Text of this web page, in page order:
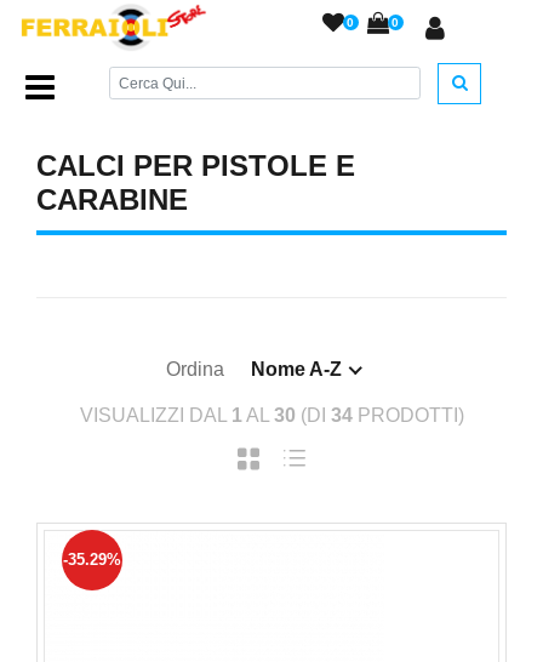
0 0
Home Page/RICAMBI/Calci per Carabine/
CALCI PER PISTOLE E
CARABINE
Ordina Nome A-Z
VISUALIZZI DAL 1 AL 30 (DI 34PRODOTTI)
-35.29%